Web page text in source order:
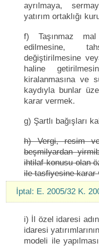
ayrılmaya,
yatırım ortaklığı
f) Taşınmaz mal
edilmesine,
değiştirilmesine
haline
kiralanmasına ve
kaydıyla bunlar
karar vermek.
g) Şartlı bağışları
h) Vergi, resim
beşmilyardan
ihtilaf konusu olan
ile tasfiyesine karar
İptal: E. 2005/32 K.
i) İl özel idaresi
idaresi
modeli ile